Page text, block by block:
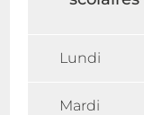
Lundi
Mardi